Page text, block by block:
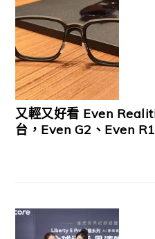
又輕又好看 Even
台，Even G2、Even